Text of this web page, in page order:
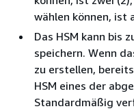
wählen können, ist
Das HSM kann bis
speichern. Wenn
zu erstellen,
HSM eines der
Standardmäßig